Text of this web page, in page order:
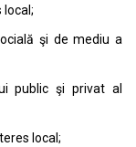
local;
şi de mediu a
public şi privat al
local;